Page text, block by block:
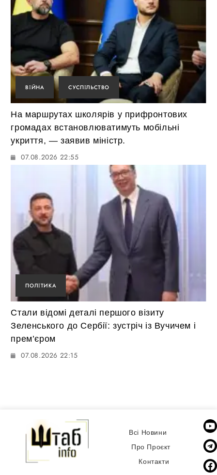
ВІЙНА СУСПІЛЬСТВО
На маршрутах школярів у прифронтових
громадах встановлюватимуть мобільні
укриття, — заявив міністр.
07.08.2026 22:55
ПОЛІТИКА
Стали відомі деталі першого візиту
Зеленського до Сербії: зустріч із Вучичем і
прем’єром
07.08.2026 22:15
Всі Новини
Про Проєкт
Контакти